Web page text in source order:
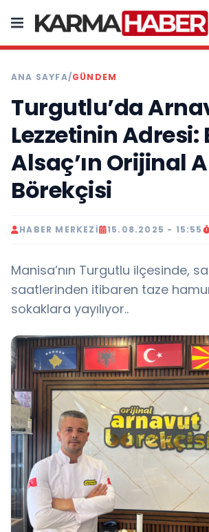
ANA SAYFA/GÜNDEM
Turgutlu’da
Lezzetinin Adresi:
Alsaç’ın Orijinal
Börekçisi
HABER MERKEZI 15.08.2025 - 15:55
Manisa’nın Turgutlu ilçesinde,
saatlerinden itibaren taze
sokaklara yayılıyor..